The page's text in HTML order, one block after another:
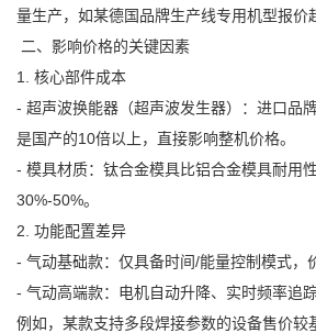
量生产，如某德国品牌生产线专用机型报价
二、影响价格的关键因素
1. 核心部件成本
- 超声波换能器（超声波发生器）：进口品
是国产的10倍以上，直接影响整机价格。
- 模具材质：钛合金模具比铝合金模具耐用
30%-50%。
2. 功能配置差异
- 气动基础款：仅具备时间/能量控制模式，
- 气动高端款：电机自动升降、实时频率追
例如，某款支持多段焊接参数的设备售价较